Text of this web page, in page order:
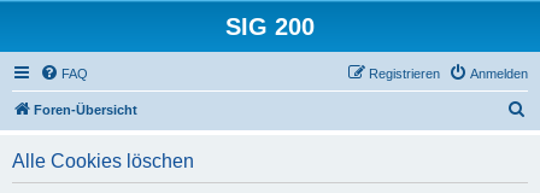
SIG 200
FAQ Anmelden
Registrieren
Foren-Übersicht
Alle Cookies löschen